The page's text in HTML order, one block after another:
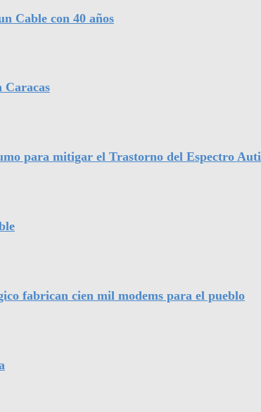
Cable con 40 años
Caracas
para mitigar el Trastorno del Espectro
fabrican cien mil modems para el pueblo